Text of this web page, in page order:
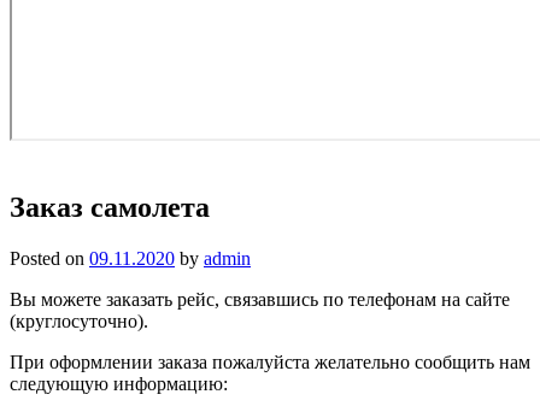
Заказ самолета
Posted on 09.11.2020 by admin
Вы можете заказать рейс, связавшись по телефонам на сайте
(круглосуточно).
При оформлении заказа пожалуйста желательно сообщить нам
следующую информацию: